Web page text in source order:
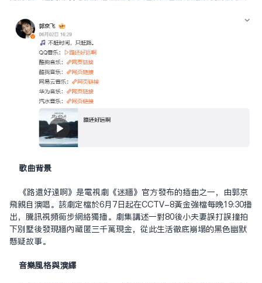
歌曲背景
《路還好遠啊》是電視劇《迷牆》官方發布的插曲之一，由郭京
飛親自演唱。該劇定檔於6月7日起在CCTV-8黃金強檔每晚19:30播
出，騰訊視頻同步網絡獨播。劇集講述一對80後小夫妻誤打誤撞拍
下別墅後發現牆內藏匿三千萬現金，從此生活徹底崩塌的黑色幽默
懸疑故事。
音樂風格與演繹